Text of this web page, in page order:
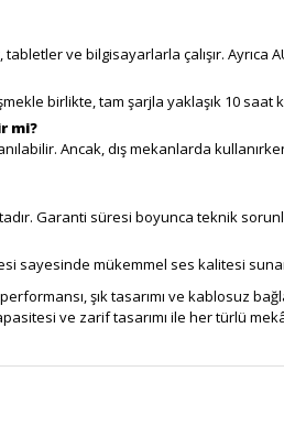
ve bilgisayarlarla çalışır.
birlikte, tam şarjla yaklaşık 10
mi?
Ancak, dış mekanlarda
Garanti süresi boyunca teknik
sayesinde mükemmel ses kalitesi
performansı, şık tasarımı ve kablosuz
ve zarif tasarımı ile her türlü